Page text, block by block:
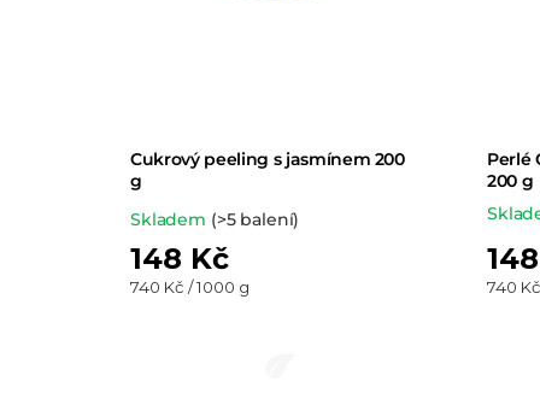
Cukrový peeling s jasmínem 200
g
Průměrné
hodnocení
produktu
Skladem (>5 balení)
148 Kč
Měrná
740 Kč / 1000 g
Perlé
200 g
Měrná
740